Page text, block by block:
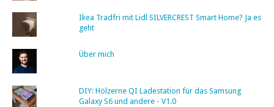
Ikea Tradfri mit Lidl SILVERCREST Smart Home? Ja es
geht
Über mich
DIY: Hölzerne QI Ladestation für das Samsung
Galaxy S6 und andere - V1.0